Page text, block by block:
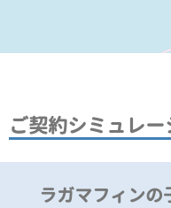
ご契約シミュレー
ラガマフィン